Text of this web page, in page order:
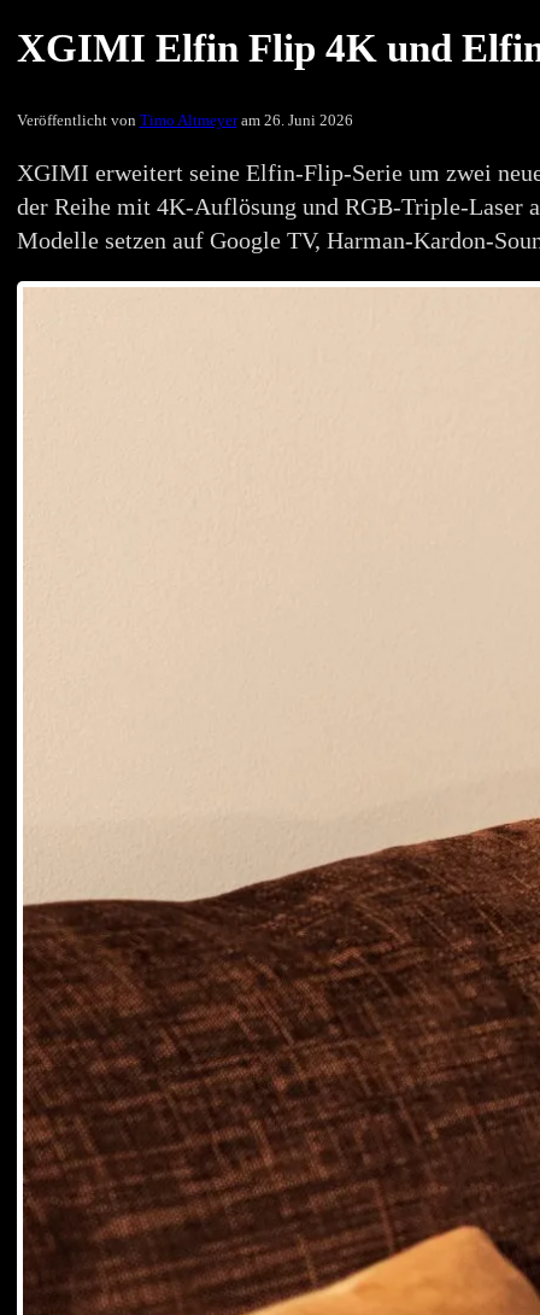
XGIMI Elfin Flip 4K und
Veröffentlicht von Timo Altmeyeram 26. Juni 2026
XGIMI erweitert seine Elfin-Flip-Serie um zwei
der Reihe mit 4K-Auflösung und RGB-Triple-
Modelle setzen auf Google TV, Harman-Kardon-